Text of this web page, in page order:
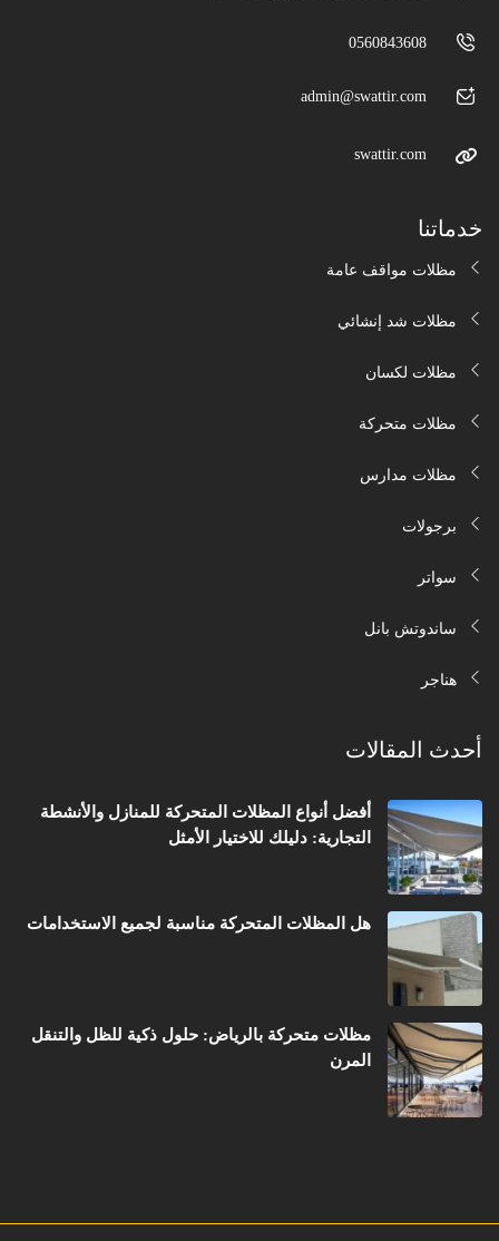
0560843608
admin@swattir.com
swattir.com
خدماتنا
مظلات مواقف عامة
مظلات شد إنشائي
مظلات لكسان
مظلات متحركة
مظلات مدارس
برجولات
سواتر
ساندوتش بانل
هناجر
أحدث المقالات
أفضل أنواع المظلات المتحركة للمنازل والأنشطة
التجارية: دليلك للاختيار الأمثل
هل المظلات المتحركة مناسبة لجميع الاستخدامات
مظلات متحركة بالرياض: حلول ذكية للظل والتنقل
المرن